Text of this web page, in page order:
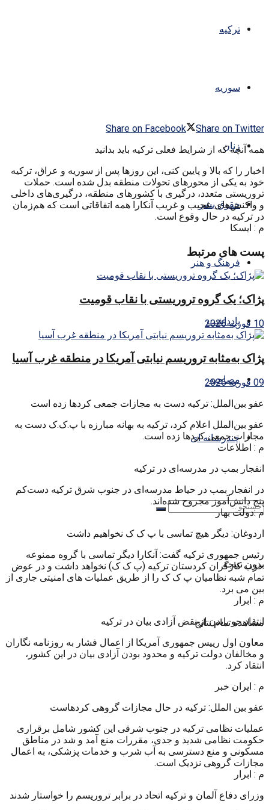
ترکیه
سوریه
زنان
حقوق بشر
فرهنگ و هنر
یادداشت
مصاحبه
چندرسانه ای
بدون نتیجه
مشاهده تمام نتایج
Share on Facebook
Share on Twitter
همه آنچه که از شرایط فعلی ترکیه باید بدانید
اخبار را که بالا و پایین کنی، این روزها پس از سوریه و عراق، ترکیه
خود به یکی از محورهای تحولات منطقه بدل شده است. حملات
تروریستی متعدد، درگیری با کشورهای منطقه، درگیری‌های داخلی
و واکنش‌های عجیب و غریب آنکارا همه اتفاقاتی است که هم‌زمان
در ترکیه در حال وقوع است.
م : ایسکا
پست های مرتبط
پژاک؛ یک گروه تروریستی با نقاب قومیت
10 فوریه 2026
پژاک به‌مثابه تروریسم نیابتی آمریکا در منطقه غرب آسیا
09 فوریه 2026
عفو بین‌الملل: ترکیه دست به مجازات جمعی کردها زده است
عفو بین‌الملل اعلام کرد، ترکیه به بهانه مبارزه با پ.ک.ک دست به
مجازات جمعی کردها زده است.
م : اطلاعات
انفجار بمب در مدرسه‌ای در ترکیه
در انفجار بمب در حیاط مدرسه‌ای در جنوب شرق ترکیه دست‌کم
پنج دانش‌آموز مجروح شده‌اند.
م :دولت بهار
اردوغان: دیگر هیچ تماسی با پ ک ک نخواهیم داشت
رئیس جمهوری ترکیه گفت: آنکارا دیگر تماسی با گروه ممنوعه
حزب کارگران کردستان ترکیه (پ ک ک) نخواهد داشت و در عوض
تمام شبه نظامیان پ ک ک را از طریق عملیات های امنیتی جاری از
بین می برد.
م : ابرار
انتقاد جو بایدن از نقض آزادی بیان در ترکیه
معاون اول رییس جمهوری آمریکا از اعمال فشار به روزنامه نگاران
و مخالفان دولت ترکیه و محدود بودن آزادی بیان در این کشور،
انتقاد کرد.
م : ایران خبر
عفو بین الملل: ترکیه در حال مجازات گروهی کردهاست
عملیات نظامی ترکیه در جنوب شرقی این کشور شامل برقراری
حکومت نظامی شدید و جدی، مقررات منع آمد و شد در مناطق
مسکونی و منع دسترسی به آب شرب و خدمات پزشکی، به اعمال
مجازات گروهی نزدیک است.
م : ابرار
وزرای دفاع آلمان و ترکیه اتحاد در برابر تروریسم را خواستار شدند